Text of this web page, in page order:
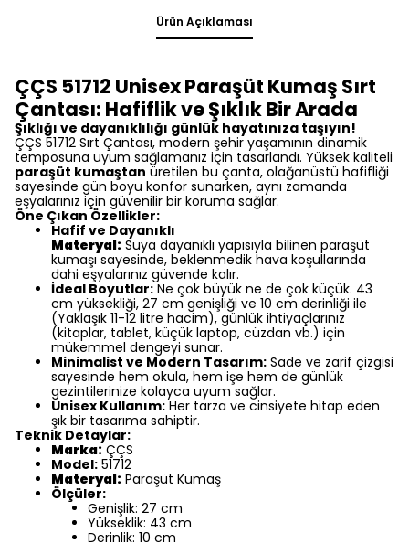
Ürün Açıklaması
ÇÇS 51712 Unisex Paraşüt Kumaş Sırt
Çantası: Hafiflik ve Şıklık Bir Arada
Şıklığı ve dayanıklılığı günlük hayatınıza taşıyın!
ÇÇS 51712 Sırt Çantası, modern şehir yaşamının dinamik
temposuna uyum sağlamanız için tasarlandı. Yüksek kaliteli
paraşüt kumaştan üretilen bu çanta, olağanüstü hafifliği
sayesinde gün boyu konfor sunarken, aynı zamanda
eşyalarınız için güvenilir bir koruma sağlar.
Öne Çıkan Özellikler:
Hafif ve Dayanıklı
Materyal: Suya dayanıklı yapısıyla bilinen paraşüt
kumaşı sayesinde, beklenmedik hava koşullarında
dahi eşyalarınız güvende kalır.
İdeal Boyutlar:Ne çok büyük ne de çok küçük. 43
cm yüksekliği, 27 cm genişliği ve 10 cm derinliği ile
(Yaklaşık 11-12 litre hacim), günlük ihtiyaçlarınız
(kitaplar, tablet, küçük laptop, cüzdan vb.) için
mükemmel dengeyi sunar.
Minimalist ve Modern Tasarım: Sade ve zarif çizgisi
sayesinde hem okula, hem işe hem de günlük
gezintilerinize kolayca uyum sağlar.
Unisex Kullanım:Her tarza ve cinsiyete hitap eden
şık bir tasarıma sahiptir.
Teknik Detaylar:
Marka:ÇÇS
Model: 51712
Materyal: Paraşüt Kumaş
Ölçüler:
Genişlik: 27 cm
Yükseklik: 43 cm
Derinlik: 10 cm